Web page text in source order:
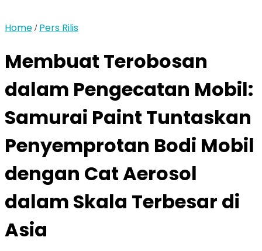
Home / Pers Rilis
Membuat Terobosan
dalam Pengecatan Mobil:
Samurai Paint Tuntaskan
Penyemprotan Bodi Mobil
dengan Cat Aerosol
dalam Skala Terbesar di
Asia